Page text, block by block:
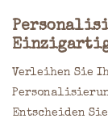
Verleihen Sie
Entscheiden